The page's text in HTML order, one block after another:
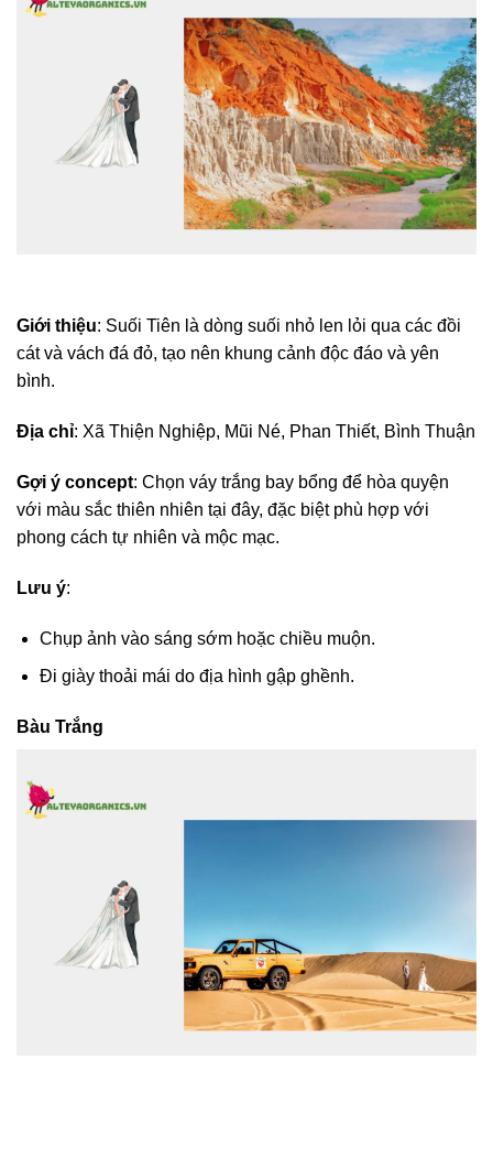
Giới thiệu: Suối Tiên là dòng suối nhỏ len lỏi qua các đồi
cát và vách đá đỏ, tạo nên khung cảnh độc đáo và yên
bình.
Địa chỉ: Xã Thiện Nghiệp, Mũi Né, Phan Thiết, Bình Thuận
Gợi ý concept: Chọn váy trắng bay bổng để hòa quyện
với màu sắc thiên nhiên tại đây, đặc biệt phù hợp với
phong cách tự nhiên và mộc mạc.
Lưu ý:
Chụp ảnh vào sáng sớm hoặc chiều muộn.
Đi giày thoải mái do địa hình gập ghềnh.
Bàu Trắng